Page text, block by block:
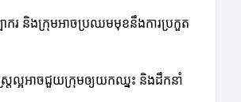
ាករ និងក្រុមអាចប្រឈមមុខនឹងការប្រកួត
រល្អអាចជួយក្រុមឲ្យយកឈ្នះ និងដឹកនាំ